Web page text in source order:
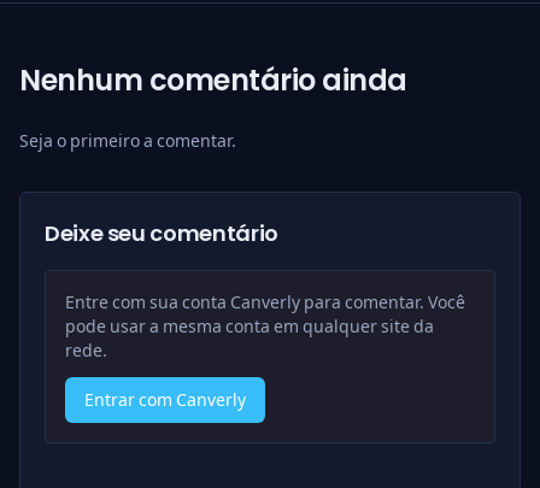
Nenhum comentário ainda
Seja o primeiro a comentar.
Deixe seu comentário
Entre com sua conta Canverly para comentar. Você
pode usar a mesma conta em qualquer site da
rede.
Entrar com Canverly